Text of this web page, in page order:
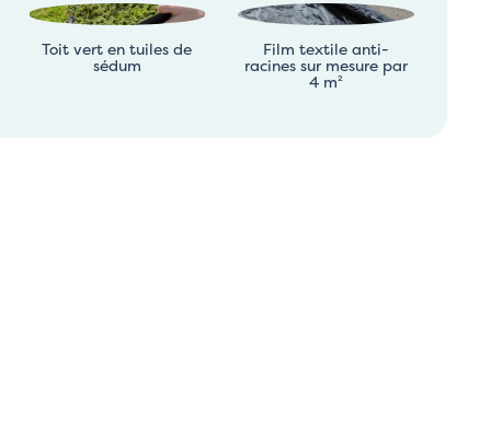
Toit vert en tuiles de
sédum
Film textile anti-
racines sur mesure par
4 m²